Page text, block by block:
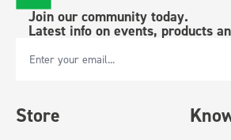
Join our community today.
Latest info on events, products
Email Address
Store